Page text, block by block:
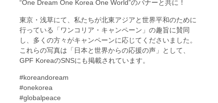
“One Dream One Korea One World”のバナーと共に！
東京・浅草にて、私たちが北東アジアと世界平和のために
行っている「ワンコリア・キャンペーン」の趣旨に賛同
し、多くの方々がキャンペーンに応じてくださいました。
これらの写真は「日本と世界からの応援の声」として、
GPF KoreaのSNSにも掲載されています。
#koreandoream
#onekorea
#globalpeace